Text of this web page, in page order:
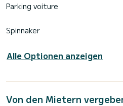
Parking voiture
Spinnaker
Alle Optionen anzeigen
Von den Mietern